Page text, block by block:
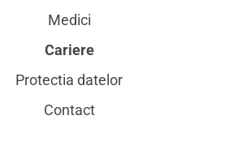
Medici
Cariere
Protectia datelor
Contact